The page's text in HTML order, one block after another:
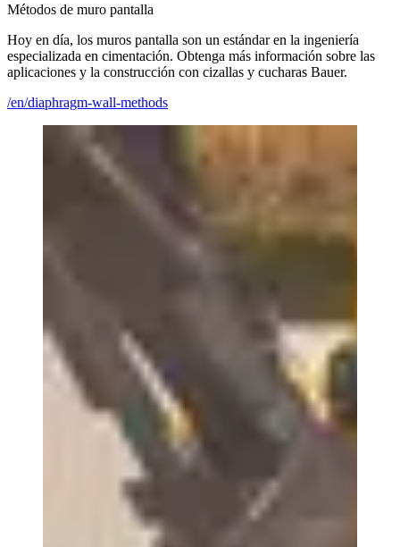
Métodos de muro pantalla
Hoy en día, los muros pantalla son un estándar en la ingeniería
especializada en cimentación. Obtenga más información sobre las
aplicaciones y la construcción con cizallas y cucharas Bauer.
/en/diaphragm-wall-methods